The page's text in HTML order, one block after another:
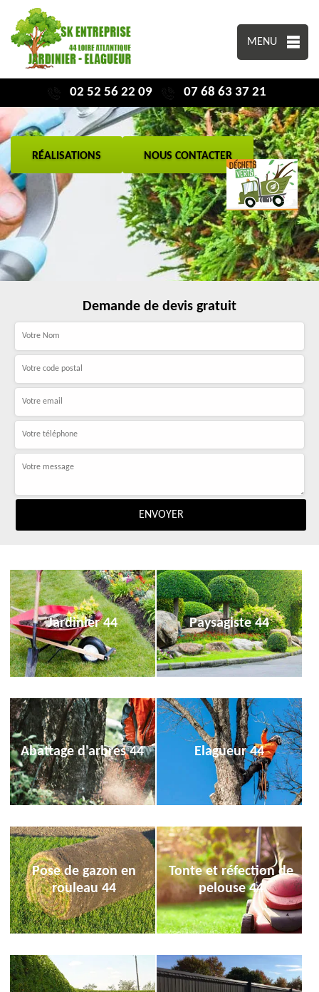
MENU
02 52 56 22 09 07 68 63 37 21
RÉALISATIONS NOUS CONTACTER
Demande de devis gratuit
Jardinier 44 Paysagiste 44
Abattage d'arbres 44 Elagueur 44
Pose de gazon en
rouleau 44
Tonte et réfection de
pelouse 44